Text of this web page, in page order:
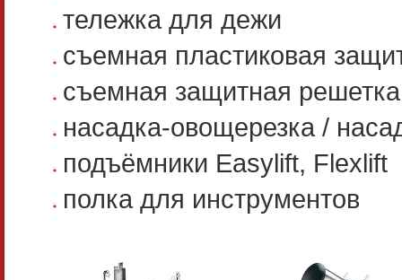
тележка для дежи
съемная пластиковая
съемная защитная решетка
насадка-овощерезка /
подъёмники Easylift, Flexlift
полка для инструментов